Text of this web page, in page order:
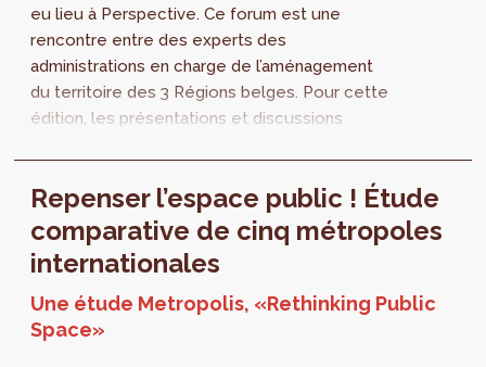
eu lieu à Perspective. Ce forum est une
rencontre entre des experts des
administrations en charge de l’aménagement
du territoire des 3 Régions belges. Pour cette
édition, les présentations et discussions
Repenser l’espace public ! Étude
comparative de cinq métropoles
internationales
Une étude Metropolis, «Rethinking Public
Space»